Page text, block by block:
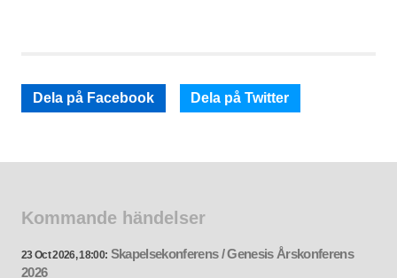
Dela på Facebook Dela på Twitter
Kommande händelser
23 Oct 2026, 18:00: Skapelsekonferens / Genesis Årskonferens
2026